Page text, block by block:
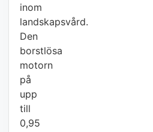
inom
landskapsvård.
Den
borstlösa
motorn
på
upp
till
0,95